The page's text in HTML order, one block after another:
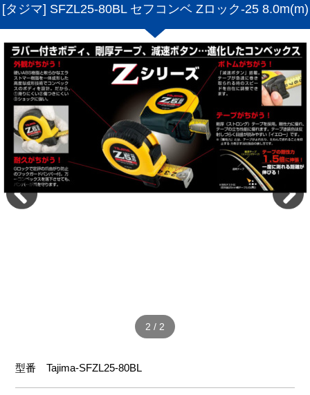
[タジマ] SFZL25-80BL セフコンベ Zロック-25 8.0m(m)
2 / 2
型番Tajima-SFZL25-80BL